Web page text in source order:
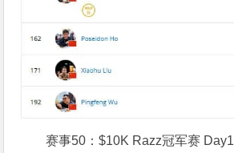
赛事50：$10K Razz冠军赛 Day1